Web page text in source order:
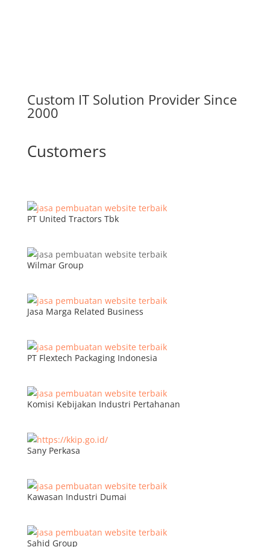
Custom IT Solution Provider Since
2000
Customers
PT United Tractors Tbk
Wilmar Group
Jasa Marga Related Business
PT Flextech Packaging Indonesia
Komisi Kebijakan Industri Pertahanan
Sany Perkasa
Kawasan Industri Dumai
Sahid Group